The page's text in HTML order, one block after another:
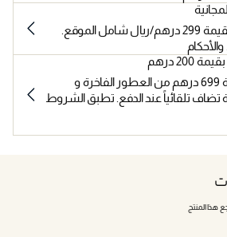
عند التسووق بقيمة 299 درهم/ريال شامل الموقع.
200 درهم
عند التسوق بقيمة 699 درهم من العطور الفاخرة و
تضاف تلقائياً عند الدفع. تطبق الشروط
هذا المنتج